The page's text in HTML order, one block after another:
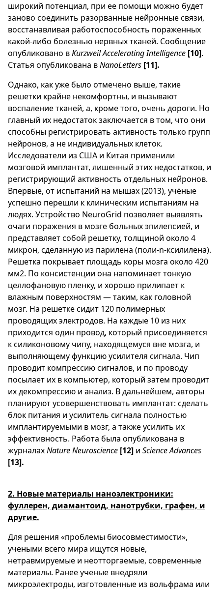
широкий потенциал, при ее помощи можно будет
заново соединить разорванные нейронные связи,
восстанавливая работоспособность пораженных
какой-либо болезнью нервных тканей. Сообщение
опубликовано вKurzweil Accelerating Intelligence [10].
Статья опубликована вNanoLetters [11].
Однако, как уже было отмечено выше, такие
решетки крайне некомфортны, и вызывают
воспаление тканей, а, кроме того, очень дороги. Но
главный их недостаток заключается в том, что они
способны регистрировать активность только групп
нейронов, а не индивидуальных клеток.
Исследователи из США и Китая применили
мозговой имплантат, лишенный этих недостатков, и
регистрирующий активность отдельных нейронов.
Впервые, от испытаний на мышах (2013), учёные
успешно перешли к клиническим испытаниям на
людях. Устройство NeuroGrid позволяет выявлять
очаги поражения в мозге больных эпилепсией, и
представляет собой решетку, толщиной около 4
микрон, сделанную из парилена (поли-n-ксилилена).
Решетка покрывает площадь коры мозга около 420
мм2. По консистенции она напоминает тонкую
целлофановую пленку, и хорошо прилипает к
влажным поверхностям — таким, как головной
мозг. На решетке сидит 120 полимерных
проводящих электродов. На каждые 10 из них
приходится один провод, который присоединяется
к силиконовому чипу, находящемуся вне мозга, и
выполняющему функцию усилителя сигнала. Чип
проводит компрессию сигналов, и по проводу
посылает их в компьютер, который затем проводит
их декомпрессию и анализ. В дальнейшем, авторы
планируют усовершенствовать имплантат: сделать
блок питания и усилитель сигнала полностью
имплантируемыми в мозг, а также усилить их
эффективность. Работа была опубликована в
журналахNature Neuroscience [12] и Science Advances
[13].
2. Новые материалы наноэлектроники:
фуллерен, диамантоид, нанотрубки, графен, и
другие.
Для решения «проблемы биосовместимости»,
учеными всего мира ищутся новые,
нетравмируемые и неотторгаемые, современные
материалы. Ранее ученые внедряли
микроэлектроды, изготовленные из вольфрама или